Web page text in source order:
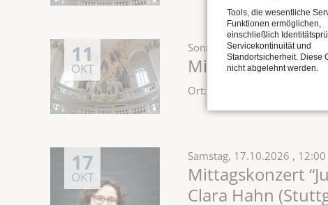
11
OKT
Sonntag,11.10.2026 , 12:00
Mittagskonzert
Ort: Stadtkirche St. Wenzel
17
OKT
Samstag, 17.10.2026 ,
Mittagskonzert
Clara Hahn
Tools, die wesentliche
Funktionen ermöglichen,
einschließlich
Servicekontinuität und
Standortsicherheit. Diese
nicht abgelehnt werden.